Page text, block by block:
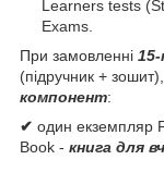
Learners tests
Exams.
При замовленні
(підручник +
компонент:
✔ один екземпляр
Book - книга для